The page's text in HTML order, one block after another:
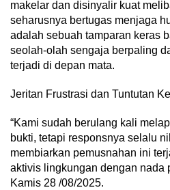
makelar dan disinyalir kuat
seharusnya bertugas menjaga
adalah sebuah tamparan keras
seolah-olah sengaja berpaling
terjadi di depan mata.
Jeritan Frustrasi dan Tuntutan
“Kami sudah berulang kali
bukti, tetapi responsnya selalu
membiarkan pemusnahan ini
aktivis lingkungan dengan nada
Kamis 28 /08/2025.